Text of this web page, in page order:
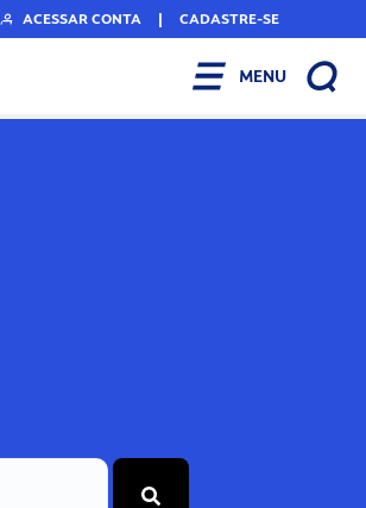
ACESSAR CONTA | CADASTRE-SE
MENU